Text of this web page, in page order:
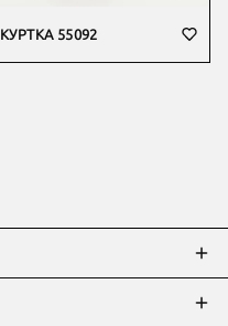
КУРТКА 55092